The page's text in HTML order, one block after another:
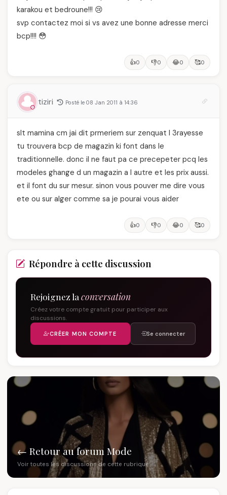
karakou et bedroune!!! 😢
svp contactez moi si vs avez une bonne adresse merci
bcp!!!! 😳
👍0 👎0 😂0 🥰0
tiziri Posté le 08 Jan 2011 à 14:36
slt mamina cm jai dit prmeriem sur zenquat l 3rayesse
tu trouvera bcp de magazin ki font dans le
traditionnelle. donc il ne faut pa ce precepeter pcq les
modeles ghange d un magazin a l autre et les prix aussi.
et il font du sur mesur. sinon vous pouver me dire vous
ete ou sur alger comme sa je pourai vous aider
👍0 👎0 😂0 🥰0
Répondre à cette discussion
Rejoignez la conversation
Créez votre compte gratuit pour participer aux
discussions.
CRÉER MON COMPTE Se connecter
← Retour au forum Mode
Voir toutes les discussions de cette rubrique